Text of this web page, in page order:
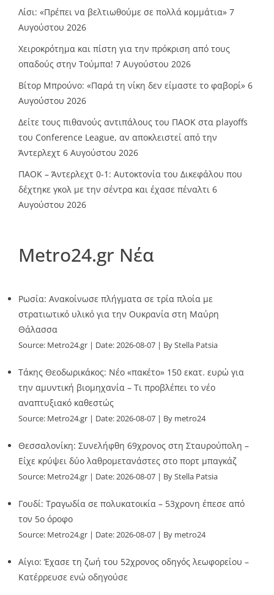
Λίσι: «Πρέπει να βελτιωθούμε σε πολλά κομμάτια» 7
Αυγούστου 2026
Χειροκρότημα και πίστη για την πρόκριση από τους
οπαδούς στην Τούμπα! 7 Αυγούστου 2026
Βίτορ Μπρούνο: «Παρά τη νίκη δεν είμαστε το φαβορί» 6
Αυγούστου 2026
Δείτε τους πιθανούς αντιπάλους του ΠΑΟΚ στα playoffs
του Conference League, αν αποκλειστεί από την
Άντερλεχτ 6 Αυγούστου 2026
ΠΑΟΚ – Άντερλεχτ 0-1: Αυτοκτονία του Δικεφάλου που
δέχτηκε γκολ με την σέντρα και έχασε πέναλτι 6
Αυγούστου 2026
Metro24.gr Νέα
Ρωσία: Ανακοίνωσε πλήγματα σε τρία πλοία με
στρατιωτικό υλικό για την Ουκρανία στη Μαύρη
Θάλασσα
Source: Metro24.gr Date: 2026-08-07 By Stella Patsia
Τάκης Θεοδωρικάκος: Νέο «πακέτο» 150 εκατ. ευρώ για
την αμυντική βιομηχανία – Τι προβλέπει το νέο
αναπτυξιακό καθεστώς
Source: Metro24.gr Date: 2026-08-07 By metro24
Θεσσαλονίκη: Συνελήφθη 69χρονος στη Σταυρούπολη –
Είχε κρύψει δύο λαθρομετανάστες στο πορτ μπαγκάζ
Source: Metro24.gr Date: 2026-08-07 By Stella Patsia
Γουδί: Τραγωδία σε πολυκατοικία – 53χρονη έπεσε από
τον 5ο όροφο
Source: Metro24.gr Date: 2026-08-07 By metro24
Αίγιο: Έχασε τη ζωή του 52χρονος οδηγός λεωφορείου –
Κατέρρευσε ενώ οδηγούσε